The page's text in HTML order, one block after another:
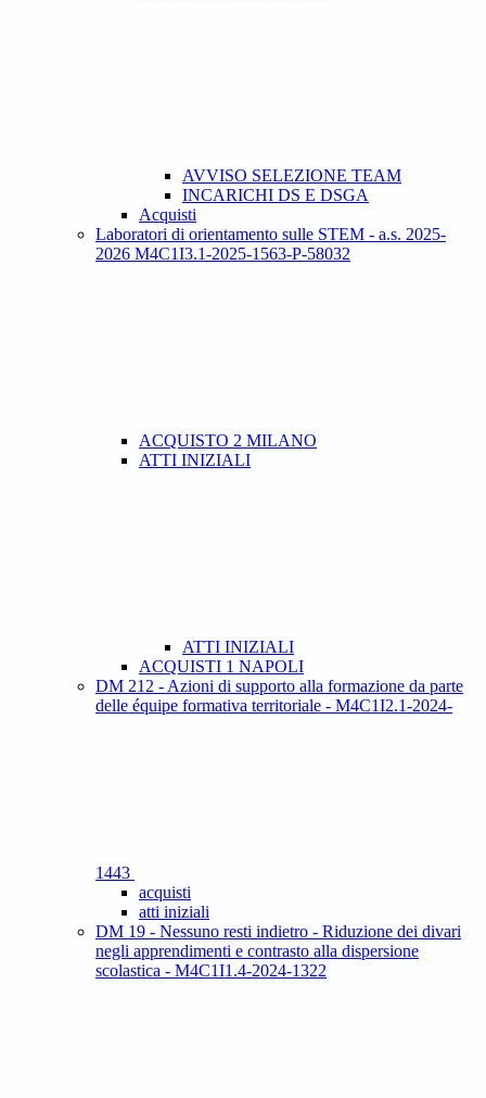
AVVISO SELEZIONE TEAM
INCARICHI DS E DSGA
Acquisti
Laboratori di orientamento sulle STEM - a.s. 2025-
2026 M4C1I3.1-2025-1563-P-58032
ACQUISTO 2 MILANO
ATTI INIZIALI
ATTI INIZIALI
ACQUISTI 1 NAPOLI
DM 212 - Azioni di supporto alla formazione da parte
delle équipe formativa territoriale - M4C1I2.1-2024-
1443
acquisti
atti iniziali
DM 19 - Nessuno resti indietro - Riduzione dei divari
negli apprendimenti e contrasto alla dispersione
scolastica - M4C1I1.4-2024-1322